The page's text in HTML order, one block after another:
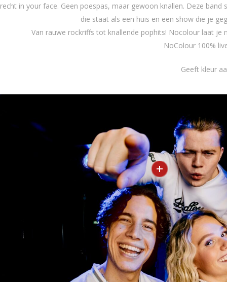
recht in your face. Geen poespas, maar gewoon knallen. Deze
die staat als een huis en een show die je
Van rauwe rockriffs tot knallende pophits! Nocolour laat je
NoColour 100%
Geeft kleur